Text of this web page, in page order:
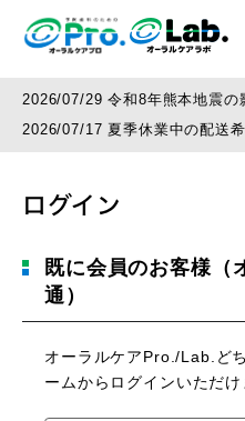
2026/07/29 令和8年熊本地震の
延について
2026/07/17 夏季休業中の配送
ログイン
既に会員のお客様（
通）
オーラルケアPro./Lab.ど
ームからログインいただけ